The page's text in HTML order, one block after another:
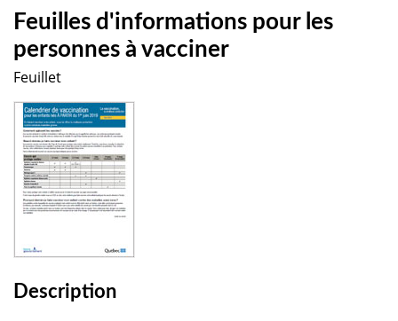
Feuilles d'informations pour les
personnes à vacciner
Feuillet
Description